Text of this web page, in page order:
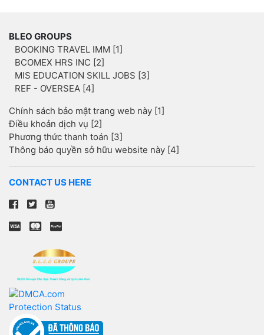
BLEO GROUPS
BOOKING TRAVEL IMM [1]
BCOMEX HRS INC [2]
MIS EDUCATION SKILL JOBS [3]
REF - OVERSEA [4]
Chính sách bảo mật trang web này [1]
Điều khoản dịch vụ [2]
Phương thức thanh toán [3]
Thông báo quyền sở hữu website này [4]
CONTACT US HERE